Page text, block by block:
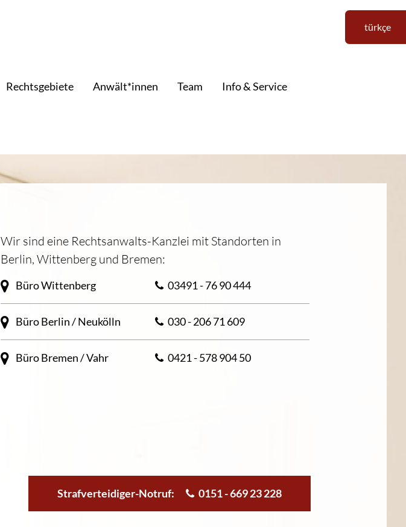
türkçe
Rechtsgebiete Anwält*innen Team Info & Service
Wir sind eine Rechtsanwalts-Kanzlei mit Standorten in
Berlin, Wittenberg und Bremen:
Büro Wittenberg 03491 - 76 90 444
Büro Berlin / Neukölln 030 - 206 71 609
Büro Bremen / Vahr 0421 - 578 904 50
Strafverteidiger-Notruf: 0151 - 669 23 228